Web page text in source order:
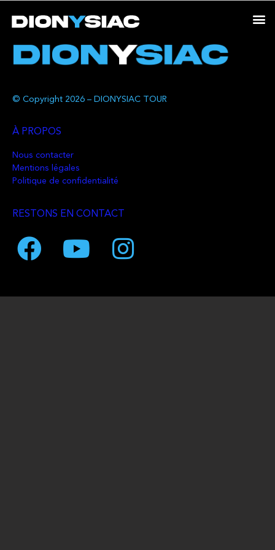
© Copyright 2026 – DIONYSIAC TOUR
À PROPOS
Nous contacter
Mentions légales
Politique de confidentialité
RESTONS EN CONTACT